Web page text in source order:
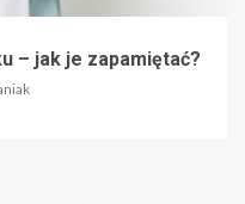
– jak je zapamiętać?